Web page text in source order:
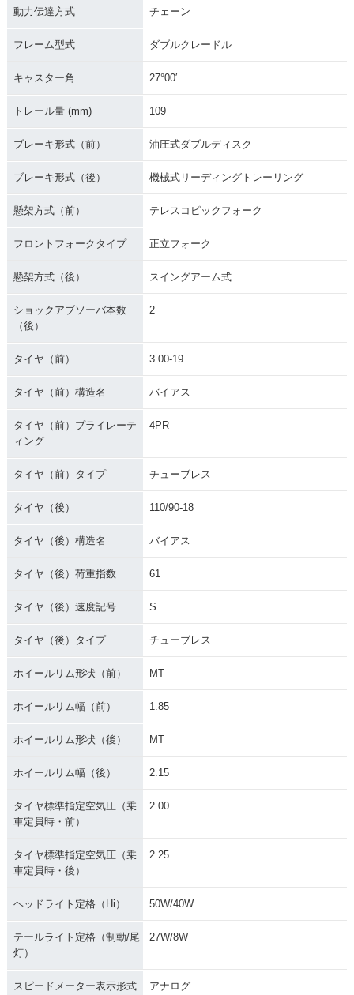
動力伝達方式 チェーン
フレーム型式 ダブルクレードル
キャスター角 27°00′
トレール量 (mm) 109
ブレーキ形式（前） 油圧式ダブルディスク
ブレーキ形式（後） 機械式リーディングトレーリング
懸架方式（前） テレスコピックフォーク
フロントフォークタイプ 正立フォーク
懸架方式（後） スイングアーム式
ショックアブソーバ本数
（後）
2
タイヤ（前） 3.00-19
タイヤ（前）構造名 バイアス
タイヤ（前）プライレーテ
ィング
4PR
タイヤ（前）タイプ チューブレス
タイヤ（後） 110/90-18
タイヤ（後）構造名 バイアス
タイヤ（後）荷重指数 61
タイヤ（後）速度記号 S
タイヤ（後）タイプ チューブレス
ホイールリム形状（前） MT
ホイールリム幅（前） 1.85
ホイールリム形状（後） MT
ホイールリム幅（後） 2.15
タイヤ標準指定空気圧（乗
車定員時・前）
2.00
タイヤ標準指定空気圧（乗
車定員時・後）
2.25
ヘッドライト定格（Hi） 50W/40W
テールライト定格（制動/尾
灯）
27W/8W
スピードメーター表示形式 アナログ